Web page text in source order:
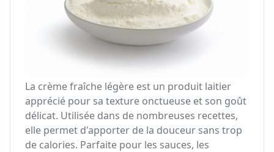
La crème fraîche légère est un produit laitier
apprécié pour sa texture onctueuse et son goût
délicat. Utilisée dans de nombreuses recettes,
elle permet d'apporter de la douceur sans trop
de calories. Parfaite pour les sauces, les